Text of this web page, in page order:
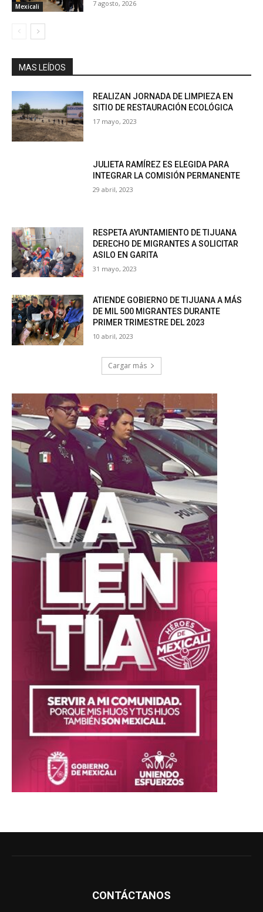
Mexicali 7 agosto, 2026
MAS LEÍDOS
REALIZAN JORNADA DE LIMPIEZA EN
SITIO DE RESTAURACIÓN ECOLÓGICA
17 mayo, 2023
JULIETA RAMÍREZ ES ELEGIDA PARA
INTEGRAR LA COMISIÓN PERMANENTE
29 abril, 2023
RESPETA AYUNTAMIENTO DE TIJUANA
DERECHO DE MIGRANTES A SOLICITAR
ASILO EN GARITA
31 mayo, 2023
ATIENDE GOBIERNO DE TIJUANA A MÁS
DE MIL 500 MIGRANTES DURANTE
PRIMER TRIMESTRE DEL 2023
10 abril, 2023
Cargar más
CONTÁCTANOS